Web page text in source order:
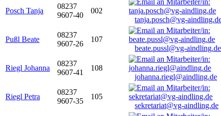
Posch Tanja
08237
9607-40
002
tanja.posch@vg-
Pußl Beate
08237
9607-26
107
beate.pussl@vg-aindling.de
Riegl Johanna
08237
9607-41
108
johanna.riegl@aindling.de
Riegl Petra
08237
9607-35
105
sekretariat@vg-aindling.de